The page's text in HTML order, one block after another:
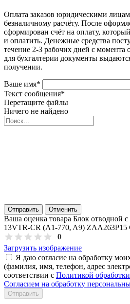
Оплата заказов юридическими
безналичному расчёту. После
сформирован счёт на оплату,
и оплатить. Денежные средства
течение 2-3 рабочих дней с
для бухгалтерии документы
получении.
Ваше имя*
Текст сообщения*
Перетащите файлы
Ничего не найдено
Отправить Отменить
Ваша оценка товара Блок отводной
13VTR-CR (A1-770, A9) ZAA263P15
0
Загрузить изображение
Я даю согласие на обработку
(фамилия, имя, телефон, адрес
соответствии с Политикой
Согласием на обработку